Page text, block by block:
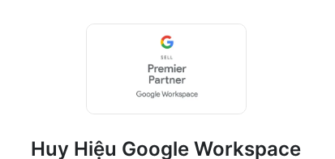
Huy Hiệu Google Workspace